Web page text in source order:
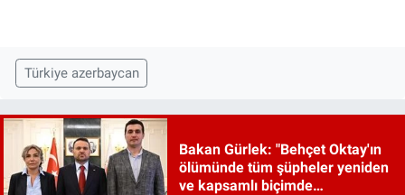
Türkiye azerbaycan
Bakan Gürlek: "Behçet Oktay'ın
ölümünde tüm şüpheler yeniden
ve kapsamlı biçimde